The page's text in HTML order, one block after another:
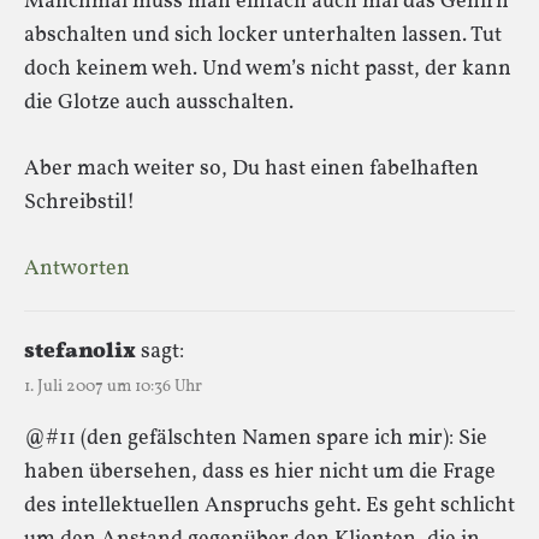
abschalten und sich locker unterhalten lassen. Tut
doch keinem weh. Und wem’s nicht passt, der kann
die Glotze auch ausschalten.
Aber mach weiter so, Du hast einen fabelhaften
Schreibstil!
Antworten
stefanolixsagt:
1. Juli 2007 um 10:36 Uhr
@#11 (den gefälschten Namen spare ich mir): Sie
haben übersehen, dass es hier nicht um die Frage
des intellektuellen Anspruchs geht. Es geht schlicht